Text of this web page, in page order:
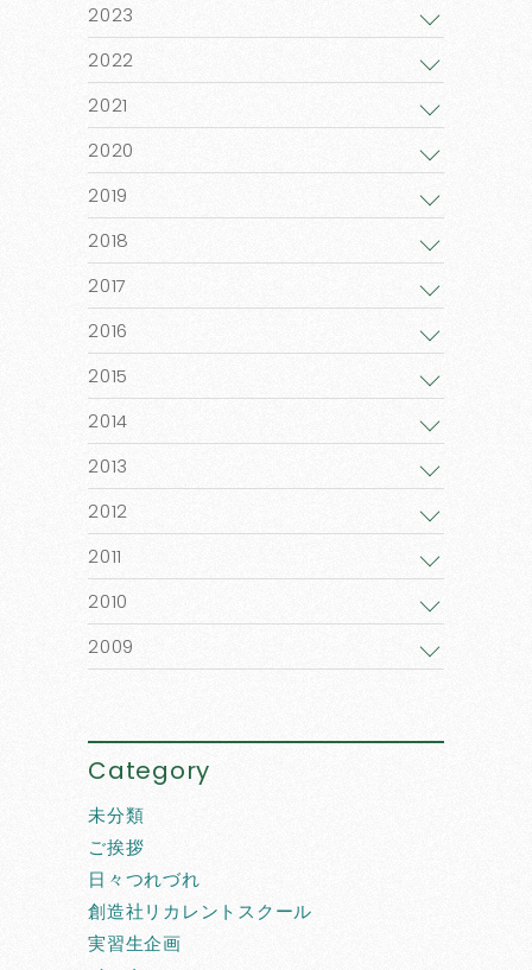
2023
2022
2021
2020
2019
2018
2017
2016
2015
2014
2013
2012
2011
2010
2009
Category
未分類
ご挨拶
日々つれづれ
創造社リカレントスクール
実習生企画